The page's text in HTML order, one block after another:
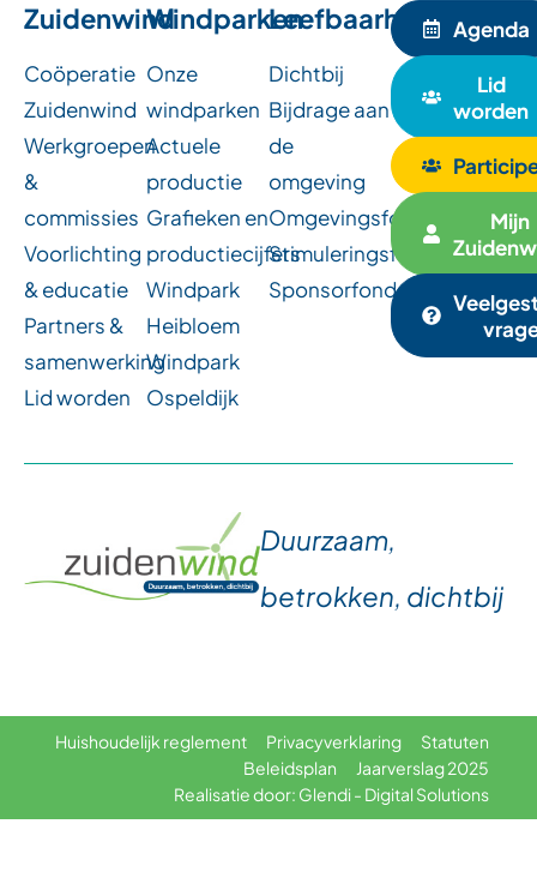
Zuidenwind
Coöperatie
Zuidenwind
Werkgroepen
&
commissies
Voorlichting
& educatie
Partners &
samenwerking
Lid worden
Windparken
Onze
windparken
Actuele
productie
Grafieken en
productiecijfers
Windpark
Heibloem
Windpark
Ospeldijk
Leefbaarheid
Dichtbij
Bijdrage aan
de
omgeving
Omgevingsfondsen
Stimuleringsfonds
Sponsorfonds
Agenda
Lid
worden
Mijn
Duurzaam,
betrokken, dichtbij
Huishoudelijk reglement Privacyverklaring
Statuten
Beleidsplan
Jaarverslag 2025
Realisatie door: Glendi - Digital Solutions